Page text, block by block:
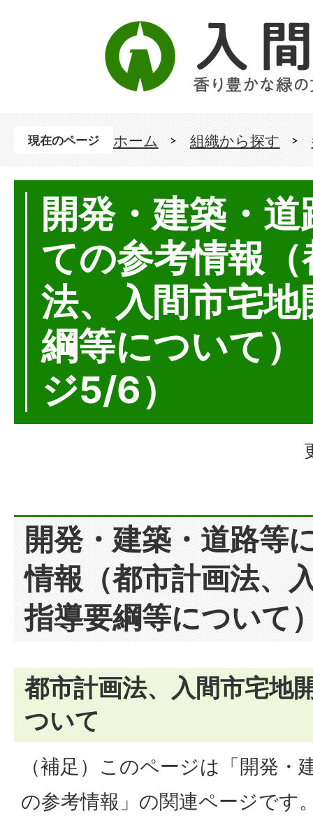
現在のページ ホーム 組織から探す
開発・建築・
ての参考情報
法、入間市宅
綱等について
ジ5/6）
開発・建築・道路等
情報（都市計画法、
指導要綱等について
都市計画法、入間市宅地
ついて
（補足）このページは「開発・
の参考情報」の関連ページです